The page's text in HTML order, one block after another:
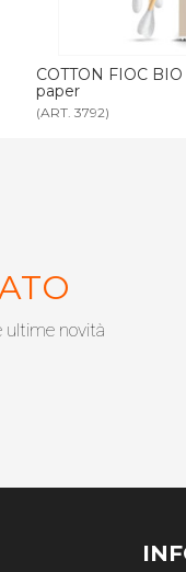
SET CUCITO
(ART. 3794)
ultime novità